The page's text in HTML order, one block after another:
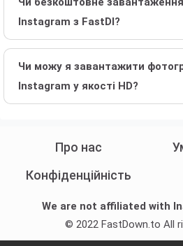
Instagram з FastDl?
Чи можу я завантажити
Instagram у якості HD?
Про нас
Конфіденційність
We are not affiliated with
© 2022 FastDown.to All